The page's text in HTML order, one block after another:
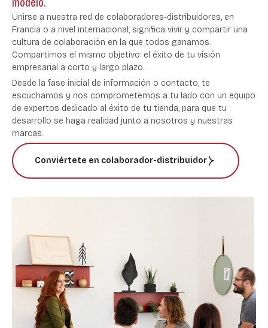
Unirse a nuestra red de colaboradores‑distribuidores, en
Francia o a nivel internacional, significa vivir y compartir una
cultura de colaboración en la que todos ganamos.
Compartimos el mismo objetivo: el éxito de tu visión
empresarial a corto y largo plazo.
Desde la fase inicial de información o contacto, te
escuchamos y nos comprometemos a tu lado con un equipo
de expertos dedicado al éxito de tu tienda, para que tu
desarrollo se haga realidad junto a nosotros y nuestras
marcas.
Conviértete en colaborador-distribuidor